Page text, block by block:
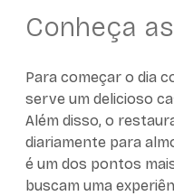
Conheça
Para começar o dia
serve um delicioso
Além disso, o
diariamente para
é um dos pontos
buscam uma